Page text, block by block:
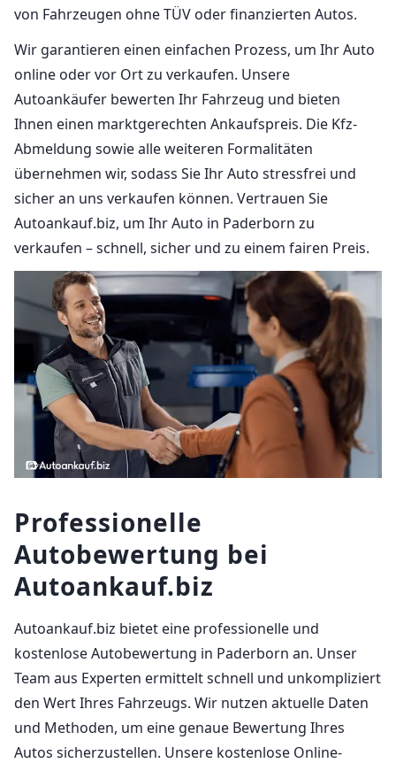
von Fahrzeugen ohne TÜV oder finanzierten Autos.
Wir garantieren einen einfachen Prozess, um Ihr Auto
online oder vor Ort zu verkaufen. Unsere
Autoankäufer bewerten Ihr Fahrzeug und bieten
Ihnen einen marktgerechten Ankaufspreis. Die Kfz-
Abmeldung sowie alle weiteren Formalitäten
übernehmen wir, sodass Sie Ihr Auto stressfrei und
sicher an uns verkaufen können. Vertrauen Sie
Autoankauf.biz, um Ihr Auto in Paderborn zu
verkaufen – schnell, sicher und zu einem fairen Preis.
Professionelle
Autobewertung bei
Autoankauf.biz
Autoankauf.biz bietet eine professionelle und
kostenlose Autobewertung in Paderborn an. Unser
Team aus Experten ermittelt schnell und unkompliziert
den Wert Ihres Fahrzeugs. Wir nutzen aktuelle Daten
und Methoden, um eine genaue Bewertung Ihres
Autos sicherzustellen. Unsere kostenlose Online-